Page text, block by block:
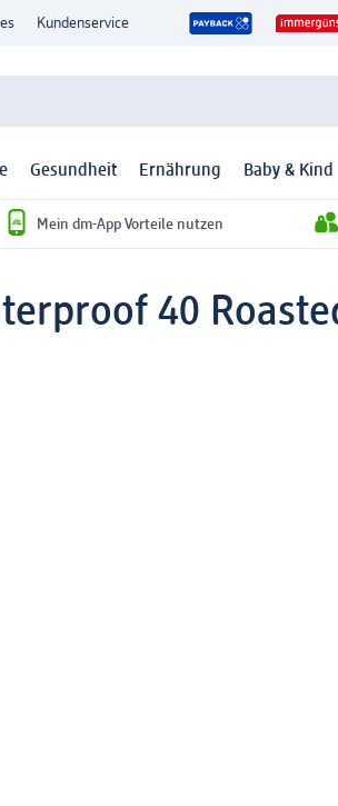
Kundenservice
Gesundheit Ernährung Baby & Kind
Mein dm-App Vorteile nutzen
40